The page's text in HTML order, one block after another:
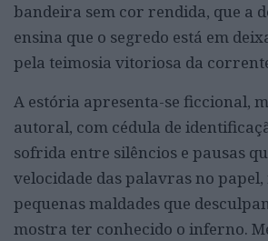
bandeira sem cor rendida, que a
ensina que o segredo está em
pela teimosia vitoriosa da
A estória apresenta-se ficcional,
autoral, com cédula de
sofrida entre silêncios e pausas
velocidade das palavras no papel,
pequenas maldades que
mostra ter conhecido o inferno.